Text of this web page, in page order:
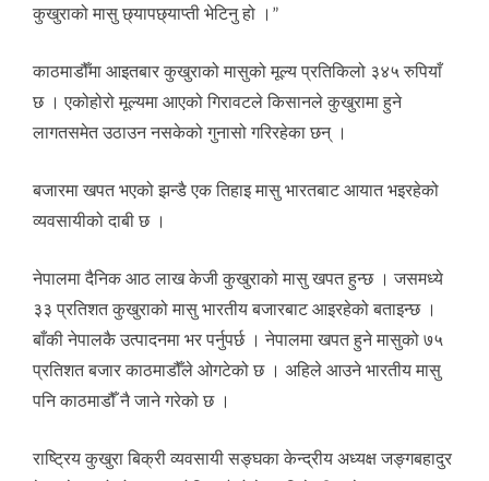
कुखुराको मासु छ्यापछ्याप्ती भेटिनु हो ।”
काठमाडौँमा आइतबार कुखुराको मासुको मूल्य प्रतिकिलो ३४५ रुपियाँ
छ । एकोहोरो मूल्यमा आएको गिरावटले किसानले कुखुरामा हुने
लागतसमेत उठाउन नसकेको गुनासो गरिरहेका छन् ।
बजारमा खपत भएको झन्डै एक तिहाइ मासु भारतबाट आयात भइरहेको
व्यवसायीको दाबी छ ।
नेपालमा दैनिक आठ लाख केजी कुखुराको मासु खपत हुन्छ । जसमध्ये
३३ प्रतिशत कुखुराको मासु भारतीय बजारबाट आइरहेको बताइन्छ ।
बाँकी नेपालकै उत्पादनमा भर पर्नुपर्छ । नेपालमा खपत हुने मासुको ७५
प्रतिशत बजार काठमाडौँले ओगटेको छ । अहिले आउने भारतीय मासु
पनि काठमाडौँ नै जाने गरेको छ ।
राष्ट्रिय कुखुरा बिक्री व्यवसायी सङ्घका केन्द्रीय अध्यक्ष जङ्गबहादुर